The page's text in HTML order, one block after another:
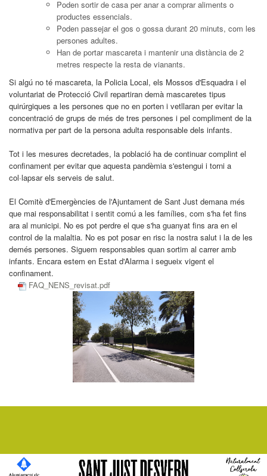
Poden sortir de casa per anar a comprar aliments o
productes essencials.
Poden passejar el gos o gossa durant 20 minuts, com les
persones adultes.
Han de portar mascareta i mantenir una distància de 2
metres respecte la resta de vianants.
Si algú no té mascareta, la Policia Local, els Mossos d'Esquadra i el
voluntariat de Protecció Civil repartiran demà mascaretes tipus
quirúrgiques a les persones que no en porten i vetllaran per evitar la
concentració de grups de més de tres persones i pel compliment de la
normativa per part de la persona adulta responsable dels infants.
Tot i les mesures decretades, la població ha de continuar complint el
confinament per evitar que aquesta pandèmia s'estengui i torni a
col·lapsar els serveis de salut.
El Comitè d'Emergències de l'Ajuntament de Sant Just demana més
que mai responsabilitat i sentit comú a les famílies, com s'ha fet fins
ara al municipi. No es pot perdre el que s'ha guanyat fins ara en el
control de la malaltia. No es pot posar en risc la nostra salut i la de les
demés persones. Siguem responsables quan sortim al carrer amb
infants. Encara estem en Estat d'Alarma i segueix vigent el
confinament.
FAQ_NENS_revisat.pdf